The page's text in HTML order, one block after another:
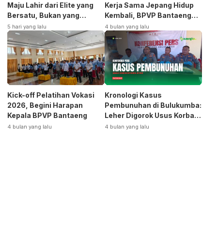
Maju Lahir dari Elite yang
Bersatu, Bukan yang
Terpecah
5 hari yang lalu
Kerja Sama Jepang Hidup
Kembali, BPVP Bantaeng
Siap Bangkitkan Jurusan
Otomotif
4 bulan yang lalu
Kick-off Pelatihan Vokasi
2026, Begini Harapan
Kepala BPVP Bantaeng
4 bulan yang lalu
Kronologi Kasus
Pembunuhan di Bulukumba:
Leher Digorok Usus Korban
Dikeluarkan
4 bulan yang lalu